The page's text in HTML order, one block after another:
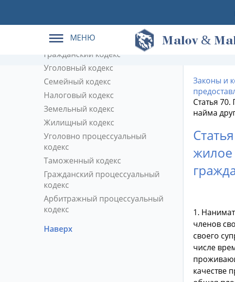
МЕНЮ Malov & M
Трудовой кодекс
Гражданский кодекс
Уголовный кодекс
Семейный кодекс
Налоговый кодекс
Земельный кодекс
Жилищный кодекс
Уголовно процессуальный
кодекс
Таможенный кодекс
Гражданский процессуальный
кодекс
Арбитражный процессуальный
кодекс
Наверх
Законы и
Статья
найма
жилое
1.
членов
своего
числе
качестве